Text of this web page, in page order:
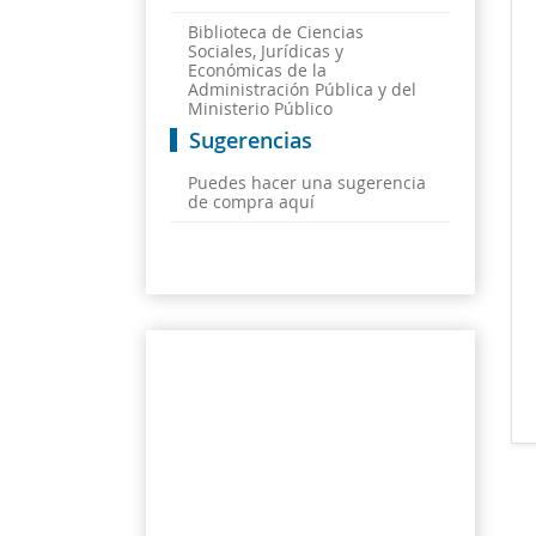
Biblioteca de Ciencias
Sociales, Jurídicas y
Económicas de la
Administración Pública y del
Ministerio Público
Sugerencias
Puedes hacer una sugerencia
de compra aquí